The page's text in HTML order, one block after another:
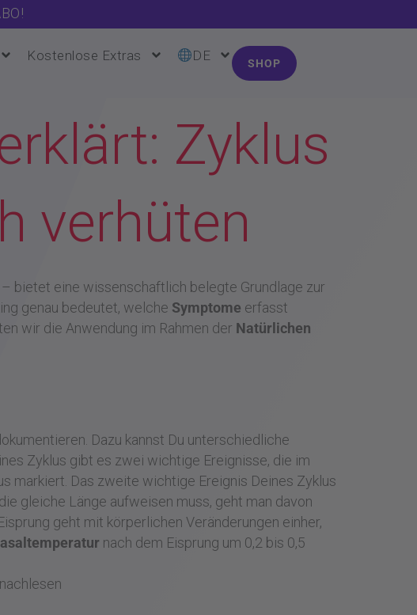
Kostenlose Extras DE SHOP
Zyklus
verhüten
– bietet eine wissenschaftlich belegte Grundlage zur
genau bedeutet, welche Symptome erfasst
wir die Anwendung im Rahmen der Natürlichen
Dazu kannst Du unterschiedliche
Zyklus gibt es zwei wichtige Ereignisse, die im
markiert. Das zweite wichtige Ereignis Deines Zyklus
gleiche Länge aufweisen muss, geht man davon
geht mit körperlichen Veränderungen einher,
nach dem Eisprung um 0,2 bis 0,5